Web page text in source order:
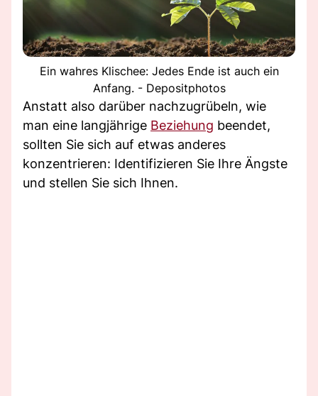
Ein wahres Klischee: Jedes Ende ist auch ein
Anfang. - Depositphotos
Anstatt also darüber nachzugrübeln, wie
man eine langjährige Beziehung beendet,
sollten Sie sich auf etwas anderes
konzentrieren: Identifizieren Sie Ihre Ängste
und stellen Sie sich Ihnen.